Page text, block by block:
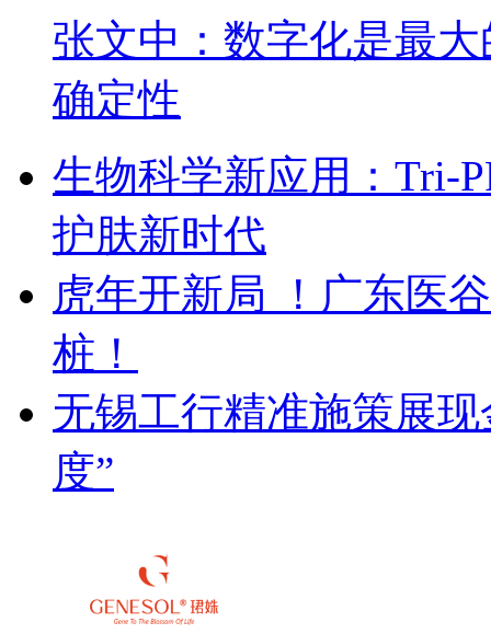
张文中：数字化是最
确定性
生物科学新应用：Tri-
护肤新时代
虎年开新局 ！广东医
桩！
无锡工行精准施策展
度”